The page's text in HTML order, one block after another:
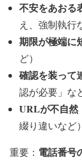
不安をあおる
え、強制執行
期限が極端に
ど）
確認を装って
認が必要」な
URLが不自然
綴り違いなど）
重要： 電話番号